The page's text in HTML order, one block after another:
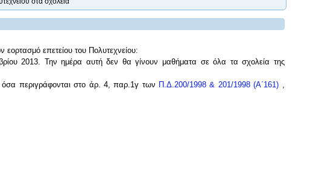
επετείου του Πολυτεχνείου:
2013. Την ημέρα αυτή δεν θα γίνουν μαθήματα σε όλα τα σχολεία της
όσα περιγράφονται στο άρ. 4, παρ.1γ των Π.Δ.200/1998 & 201/1998 (Α΄161) ,